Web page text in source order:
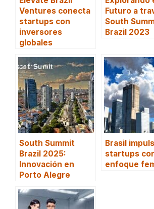
Ventures conecta
startups con
inversores
globales
Futuro a
South
Brazil 2023
South Summit
Brazil 2025:
Innovación en
Porto Alegre
Brasil
startups
enfoque